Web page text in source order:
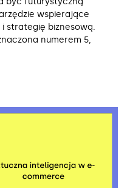
wspierające
strategię biznesową.
numerem 5,